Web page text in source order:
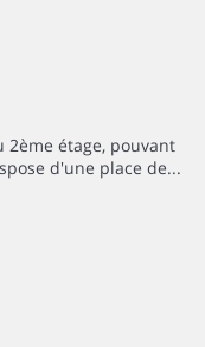
2ème étage, pouvant
d'une place de...